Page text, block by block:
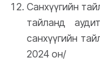
Санхүүгийн
тайланд
санхүүгийн
2024 он/